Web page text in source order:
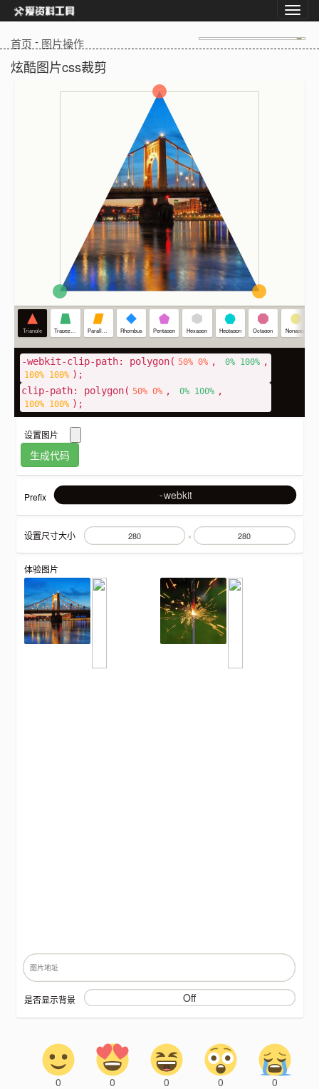
首页 - 图片操作
炫酷图片css裁剪
Triangle Parallelogram Rhombus Pentagon Hexagon Heptagon Octagon Nonagon
-webkit-clip-path: polygon( 50% 0% , 0% 100% ,
100% 100% ) ;
clip-path: polygon( 50% 0% , 0% 100% ,
100% 100% ) ;
设置图片
Prefix webkit
设置尺寸大小 ×
体验图片
是否显示背景
0 0 0 0 0